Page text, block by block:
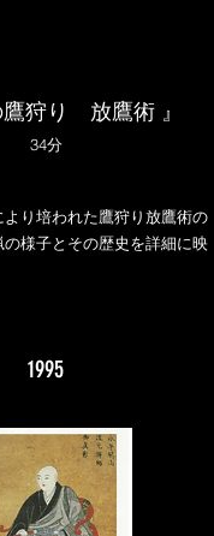
鷹狩り 放鷹術 』
34分
り培われた鷹狩り放鷹術の
子とその歴史を詳細に映
1995